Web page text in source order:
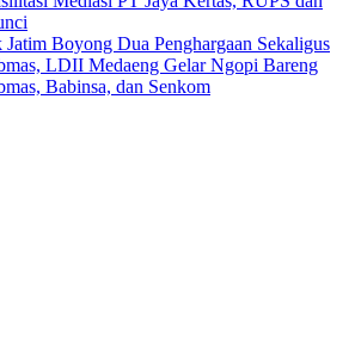
Boyong Dua Penghargaan Sekaligus
LDII Medaeng Gelar Ngopi Bareng
Babinsa, dan Senkom
Positif